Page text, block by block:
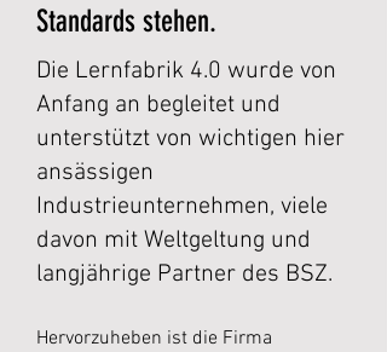
Standards stehen.
Die Lernfabrik 4.0 wurde von
Anfang an begleitet und
unterstützt von wichtigen hier
ansässigen
Industrieunternehmen, viele
davon mit Weltgeltung und
langjährige Partner des BSZ.
Hervorzuheben ist die Firma